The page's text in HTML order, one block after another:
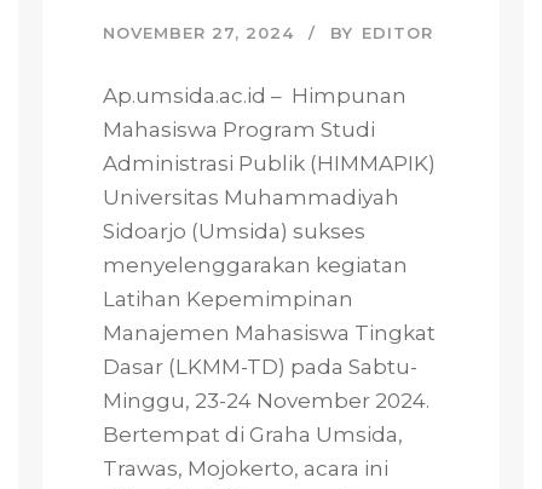
NOVEMBER 27, 2024 BY EDITOR
Ap.umsida.ac.id – Himpunan
Mahasiswa Program Studi
Administrasi Publik (HIMMAPIK)
Universitas Muhammadiyah
Sidoarjo (Umsida) sukses
menyelenggarakan kegiatan
Latihan Kepemimpinan
Manajemen Mahasiswa Tingkat
Dasar (LKMM-TD) pada Sabtu-
Minggu, 23-24 November 2024.
Bertempat di Graha Umsida,
Trawas, Mojokerto, acara ini